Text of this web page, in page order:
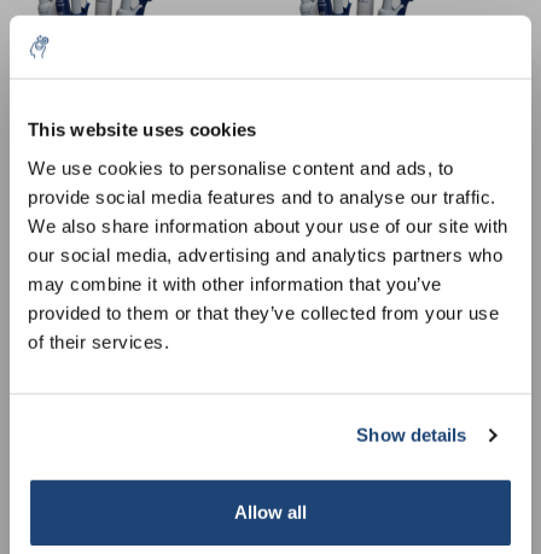
This website uses cookies
We use cookies to personalise content and ads, to
provide social media features and to analyse our traffic.
We also share information about your use of our site with
our social media, advertising and analytics partners who
may combine it with other information that you’ve
provided to them or that they’ve collected from your use
of their services.
Show details
Allow all
Pipettencarrousel
Twister® universal 336,
groen
€165,52 Excl. btw
Pipettencarrousel
Twister® universal 336,
oranje
€165,52 Excl. btw
order
Sign up for our newsletter to stay
informed about our new products, and
receive a 10% discount on your next
purchase for all chemical products from
our own brand 😀